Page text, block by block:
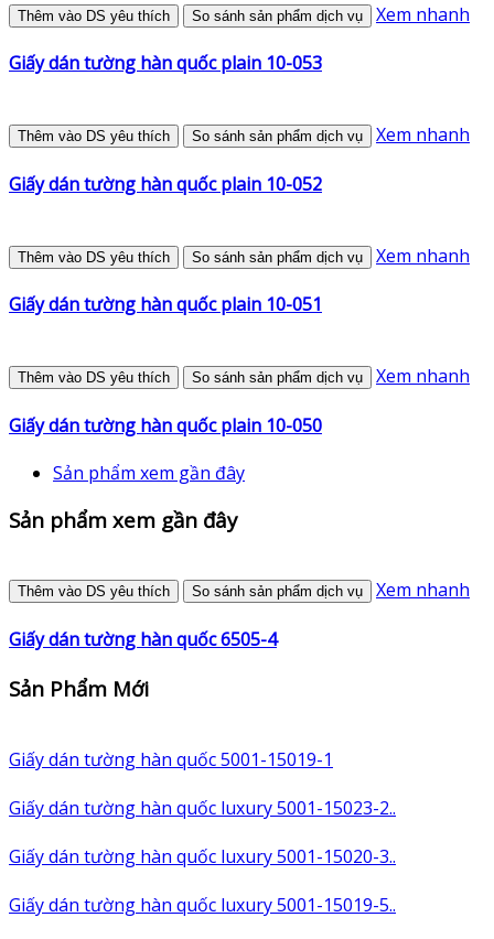
Thêm vào DS yêu thích So sánh sản phẩm dịch vụ Xem nhanh
Giấy dán tường hàn quốc plain 10-053
Thêm vào DS yêu thích So sánh sản phẩm dịch vụ Xem nhanh
Giấy dán tường hàn quốc plain 10-052
Thêm vào DS yêu thích So sánh sản phẩm dịch vụ Xem nhanh
Giấy dán tường hàn quốc plain 10-051
Thêm vào DS yêu thích So sánh sản phẩm dịch vụ Xem nhanh
Giấy dán tường hàn quốc plain 10-050
Sản phẩm xem gần đây
Sản phẩm xem gần đây
Thêm vào DS yêu thích So sánh sản phẩm dịch vụ Xem nhanh
Giấy dán tường hàn quốc 6505-4
Sản Phẩm Mới
Giấy dán tường hàn quốc 5001-15019-1
Giấy dán tường hàn quốc luxury 5001-15023-2..
Giấy dán tường hàn quốc luxury 5001-15020-3..
Giấy dán tường hàn quốc luxury 5001-15019-5..